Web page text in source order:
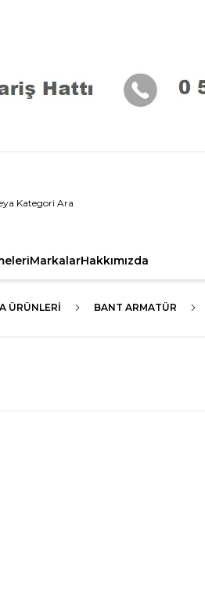
MarkalarHakkımızda
ÜRÜNLERI BANT ARMATÜR